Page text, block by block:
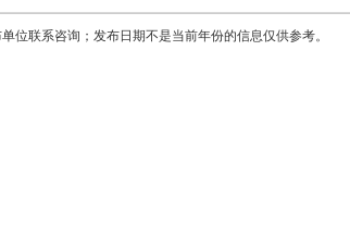
位联系咨询；发布日期不是当前年份的信息仅供参考。